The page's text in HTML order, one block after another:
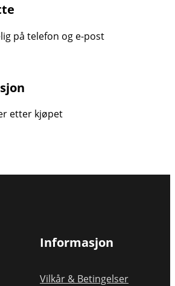
på telefon og e-post
etter kjøpet
Informasjon
Vilkår & Betingelser